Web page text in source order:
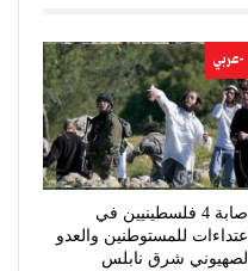
-عربي
إصابة 4 فلسطينيين في
اعتداءات للمستوطنين والعدو
الصهيوني شرق نابلس